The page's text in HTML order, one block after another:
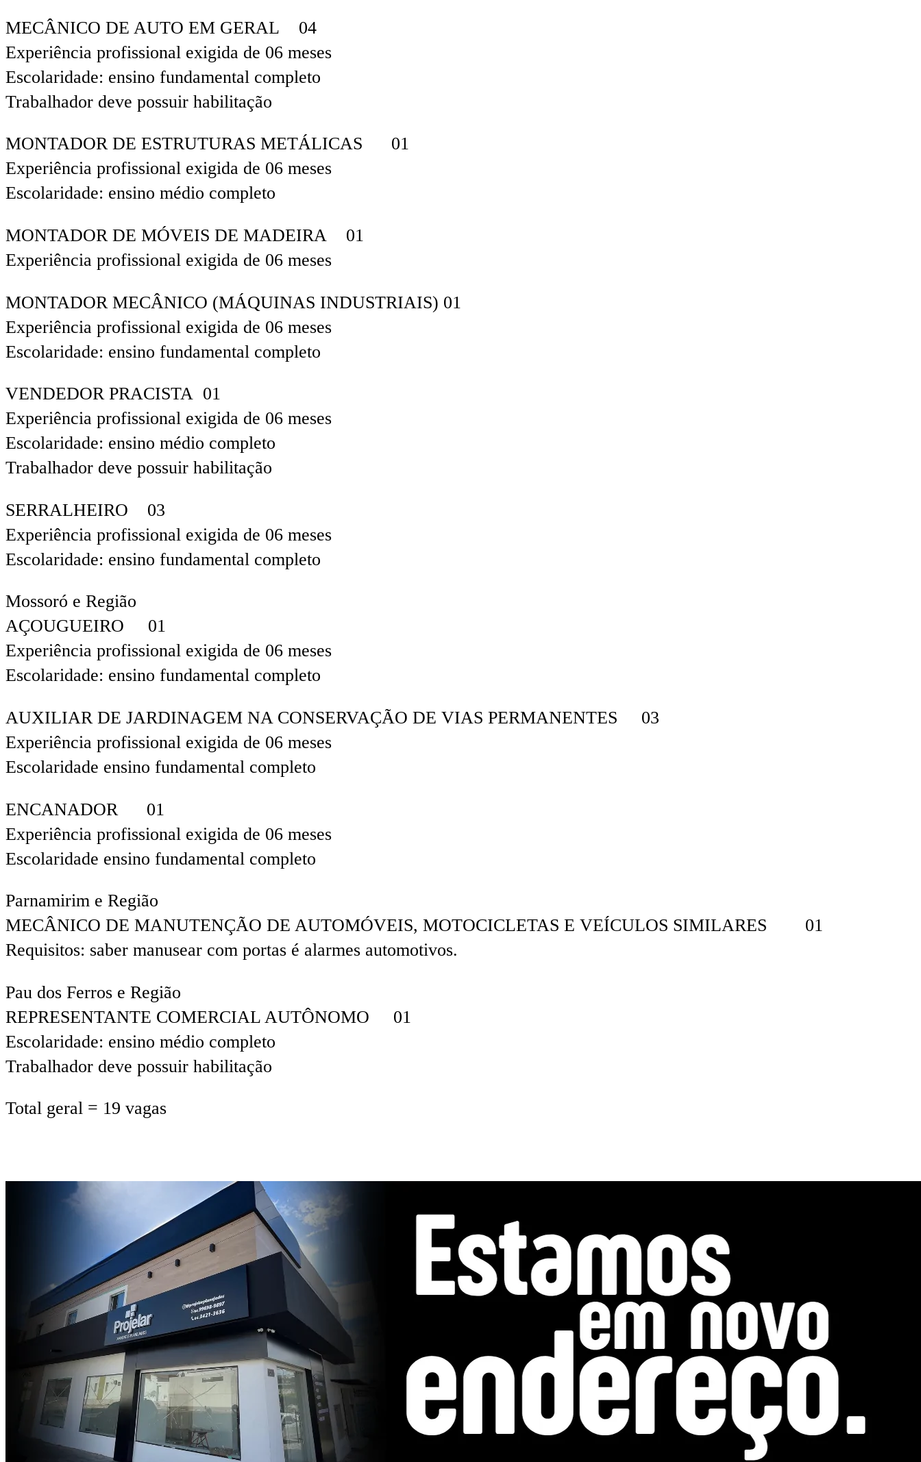
MECÂNICO DE AUTO EM GERAL 04
Experiência profissional exigida de 06 meses
Escolaridade: ensino fundamental completo
Trabalhador deve possuir habilitação
MONTADOR DE ESTRUTURAS METÁLICAS 01
Experiência profissional exigida de 06 meses
Escolaridade: ensino médio completo
MONTADOR DE MÓVEIS DE MADEIRA 01
Experiência profissional exigida de 06 meses
MONTADOR MECÂNICO (MÁQUINAS INDUSTRIAIS) 01
Experiência profissional exigida de 06 meses
Escolaridade: ensino fundamental completo
VENDEDOR PRACISTA 01
Experiência profissional exigida de 06 meses
Escolaridade: ensino médio completo
Trabalhador deve possuir habilitação
SERRALHEIRO 03
Experiência profissional exigida de 06 meses
Escolaridade: ensino fundamental completo
Mossoró e Região
AÇOUGUEIRO 01
Experiência profissional exigida de 06 meses
Escolaridade: ensino fundamental completo
AUXILIAR DE JARDINAGEM NA CONSERVAÇÃO DE VIAS PERMANENTES 03
Experiência profissional exigida de 06 meses
Escolaridade ensino fundamental completo
ENCANADOR 01
Experiência profissional exigida de 06 meses
Escolaridade ensino fundamental completo
Parnamirim e Região
MECÂNICO DE MANUTENÇÃO DE AUTOMÓVEIS, MOTOCICLETAS E VEÍCULOS SIMILARES 01
Requisitos: saber manusear com portas é alarmes automotivos.
Pau dos Ferros e Região
REPRESENTANTE COMERCIAL AUTÔNOMO 01
Escolaridade: ensino médio completo
Trabalhador deve possuir habilitação
Total geral = 19 vagas